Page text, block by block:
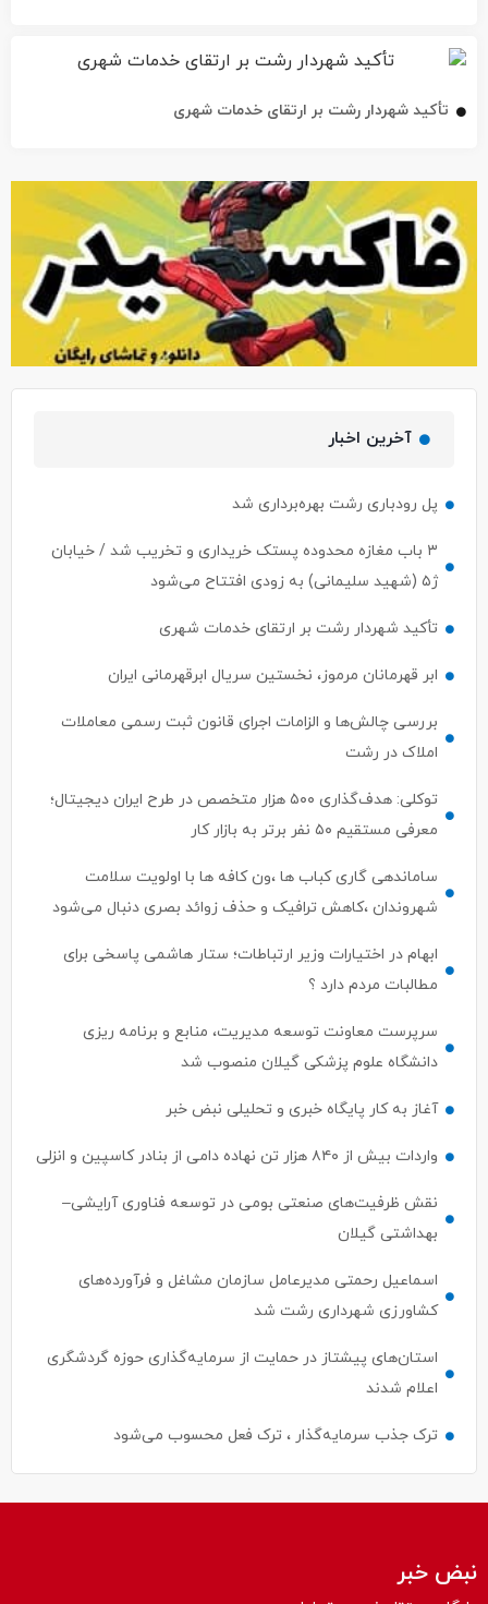
تأکید شهردار رشت بر ارتقای خدمات شهری
آخرین اخبار
پل رودباری رشت بهره‌برداری شد
۳ باب مغازه محدوده پستک خریداری و تخریب شد / خیابان
ژ۵ (شهید سلیمانی) به زودی افتتاح می‌شود
تأکید شهردار رشت بر ارتقای خدمات شهری
ابر قهرمانان مرموز، نخستین سریال ابرقهرمانی ایران
بررسی چالش‌ها و الزامات اجرای قانون ثبت رسمی معاملات
املاک در رشت
توکلی: هدف‌گذاری ۵۰۰ هزار متخصص در طرح ایران دیجیتال؛
معرفی مستقیم ۵۰ نفر برتر به بازار کار
ساماندهی گاری کباب ها ،ون کافه ها با اولویت سلامت
شهروندان ،کاهش ترافیک و حذف زوائد بصری دنبال می‌شود
ابهام در اختیارات وزیر ارتباطات؛ ستار هاشمی پاسخی برای
مطالبات مردم دارد ؟
سرپرست معاونت توسعه مدیریت، منابع و برنامه ریزی
دانشگاه علوم پزشکی گیلان منصوب شد
آغاز به کار پایگاه خبری و تحلیلی نبض خبر
واردات بیش از ۸۴۰ هزار تن نهاده دامی از بنادر كاسپین و انزلی
نقش ظرفیت‌های صنعتی بومی در توسعه فناوری آرایشی–
بهداشتی گیلان
اسماعیل رحمتی مدیرعامل سازمان مشاغل و فرآورده‌های
کشاورزی شهرداری رشت شد
استان‌های پیشتاز در حمایت از سرمایه‌گذاری حوزه گردشگری
اعلام شدند
ترک جذب سرمایه‌گذار ، ترک فعل محسوب می‌شود
نبض خبر